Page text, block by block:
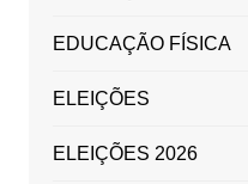
EDUCAÇÃO FÍSICA
ELEIÇÕES
ELEIÇÕES 2026